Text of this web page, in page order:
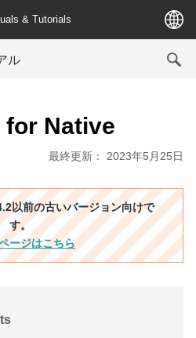
& Tutorials
ル
for Native
最終更新： 2023年5月25日
以前の古いバージョン向けで
す。
ージはこちら